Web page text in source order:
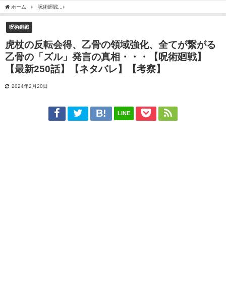
ホーム 呪術廻戦
呪術廻戦
虎杖の反転会得、乙骨の領域強化、全てが繋がる
乙骨の「ズル」発言の真相・・・【呪術廻戦】
【最新250話】【ネタバレ】【考察】
2024年2月20日
LINE